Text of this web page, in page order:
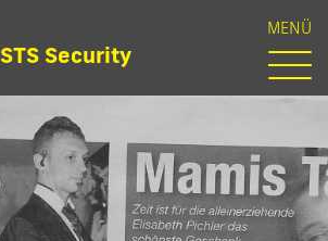
MENÜ
STS Security